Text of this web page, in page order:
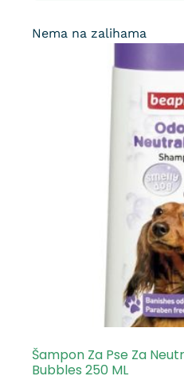
Nema na zalihama
Šampon Za Pse Za
Bubbles 250 ML